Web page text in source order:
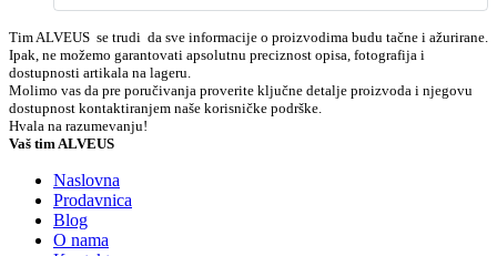
Tim ALVEUS se trudi da sve informacije o proizvodima budu tačne i ažurirane.
Ipak, ne možemo garantovati apsolutnu preciznost opisa, fotografija i
dostupnosti artikala na lageru.
Molimo vas da pre poručivanja proverite ključne detalje proizvoda i njegovu
dostupnost kontaktiranjem naše korisničke podrške.
Hvala na razumevanju!
Vaš tim ALVEUS
Naslovna
Prodavnica
Blog
O nama